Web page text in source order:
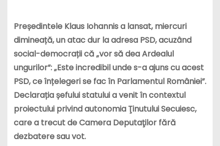
Președintele Klaus Iohannis a lansat, miercuri
dimineață, un atac dur la adresa PSD, acuzând
social-democrații că „vor să dea Ardealul
ungurilor”: „Este incredibil unde s-a ajuns cu acest
PSD, ce înțelegeri se fac în Parlamentul României”.
Declarația șefului statului a venit în contextul
proiectului privind autonomia Ţinutului Secuiesc,
care a trecut de Camera Deputaţilor fără
dezbatere sau vot.